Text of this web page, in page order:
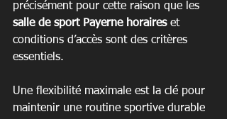
précisément pour cette raison que les
salle de sport Payerne horaires et
conditions d’accès sont des critères
essentiels.
Une flexibilité maximale est la clé pour
maintenir une routine sportive durable